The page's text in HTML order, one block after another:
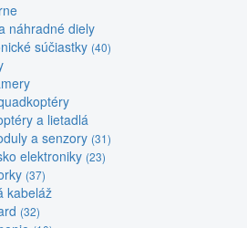
náhradné diely
súčiastky (40)
a lietadlá
a senzory (31)
elektroniky (23)
(37)
kabeláž
(32)